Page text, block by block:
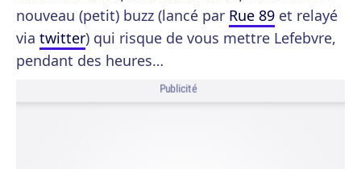
nouveau (petit) buzz (lancé par Rue 89 et relayé
via twitter) qui risque de vous mettre Lefebvre,
pendant des heures…
Publicité